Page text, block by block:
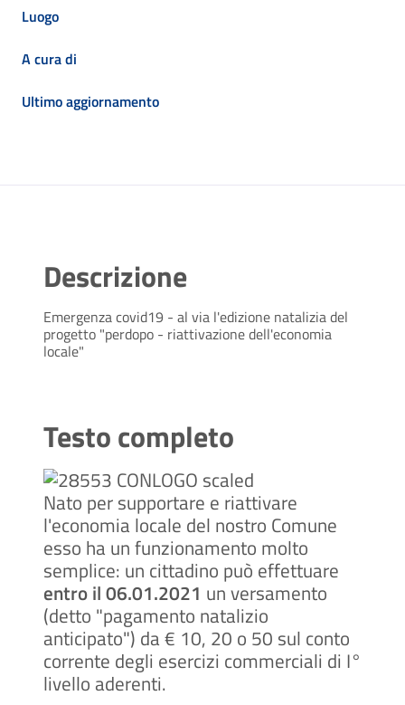
Luogo
A cura di
Ultimo aggiornamento
Descrizione
Emergenza covid19 - al via l'edizione natalizia del
progetto "perdopo - riattivazione dell'economia
locale"
Testo completo
Nato per supportare e riattivare
l'economia locale del nostro Comune
esso ha un funzionamento molto
semplice: un cittadino può effettuare
entro il 06.01.2021 un versamento
(detto "pagamento natalizio
anticipato") da € 10, 20 o 50 sul conto
corrente degli esercizi commerciali di I°
livello aderenti.